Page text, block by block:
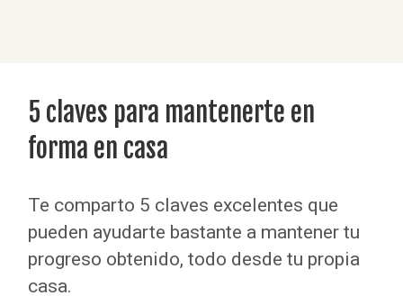
5 claves para mantenerte en
forma en casa
Te comparto 5 claves excelentes que
pueden ayudarte bastante a mantener tu
progreso obtenido, todo desde tu propia
casa.